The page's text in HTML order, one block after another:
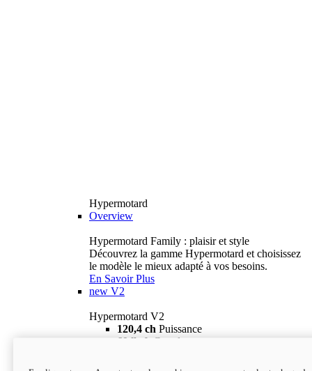
Hypermotard
Overview
Hypermotard Family : plaisir et style
Découvrez la gamme Hypermotard et choisissez
le modèle le mieux adapté à vos besoins.
En Savoir Plus
new V2
Hypermotard V2
120,4 ch Puissance
69 lb-ft
Couple
18 895 $